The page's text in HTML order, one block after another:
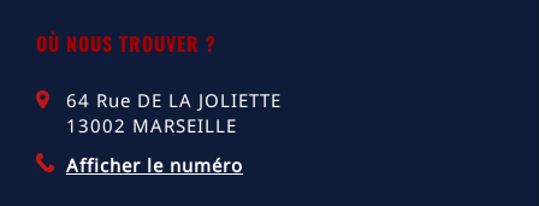
OÙ NOUS TROUVER ?
64 Rue DE LA JOLIETTE
13002 MARSEILLE
Afficher le numéro